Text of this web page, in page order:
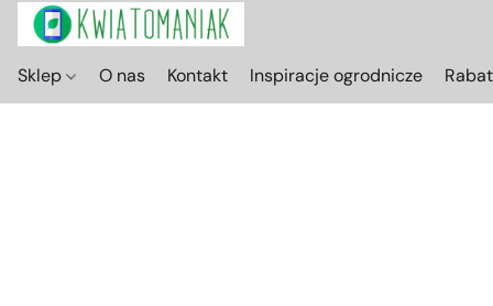
Sklep O nas Kontakt Inspiracje ogrodnicze